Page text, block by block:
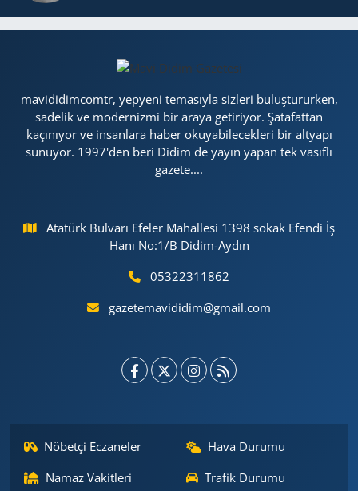
mavididimcomtr, yepyeni temasıyla sizleri buluştururken,
sadelik ve modernizmi bir araya getiriyor. Şatafattan
kaçınıyor ve insanlara haber okuyabilecekleri bir altyapı
sunuyor. 1997'den beri Didim de yayın yapan tek vasıflı
gazete....
Atatürk Bulvarı Efeler Mahallesi 1398 sokak Efendi İş
Hanı No:1/B Didim-Aydın
05322311862
gazetemavididim@gmail.com
Nöbetçi Eczaneler
Hava Durumu
Namaz Vakitleri
Trafik Durumu